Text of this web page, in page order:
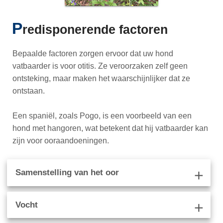
Predisponerende factoren
Bepaalde factoren zorgen ervoor dat uw hond
vatbaarder is voor otitis. Ze veroorzaken zelf geen
ontsteking, maar maken het waarschijnlijker dat ze
ontstaan.
Een spaniël, zoals Pogo, is een voorbeeld van een
hond met hangoren, wat betekent dat hij vatbaarder kan
zijn voor ooraandoeningen.
Samenstelling van het oor add
Vocht add